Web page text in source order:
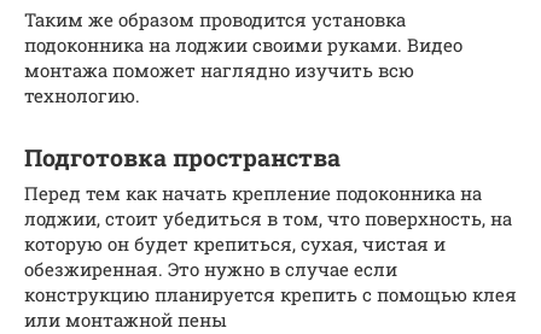
Таким же образом проводится установка
подоконника на лоджии своими руками. Видео
монтажа поможет наглядно изучить всю
технологию.
Подготовка пространства
Перед тем как начать крепление подоконника на
лоджии, стоит убедиться в том, что поверхность, на
которую он будет крепиться, сухая, чистая и
обезжиренная. Это нужно в случае если
конструкцию планируется крепить с помощью клея
или монтажной пены